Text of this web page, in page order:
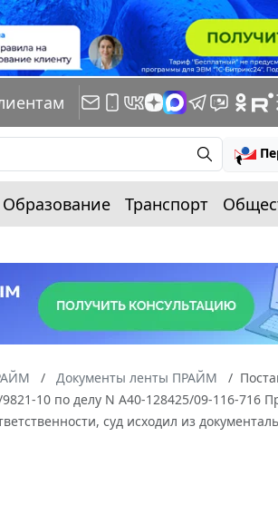
Образование Транспорт
Документы ленты ПРАЙМ
10 по делу N А40-128425/09-116-716
суд исходил из